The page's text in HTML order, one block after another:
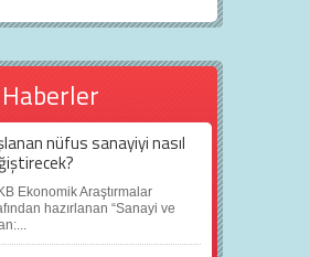
nüfus sanayiyi nasıl
Ekonomik Araştırmalar
hazırlanan “Sanayi ve